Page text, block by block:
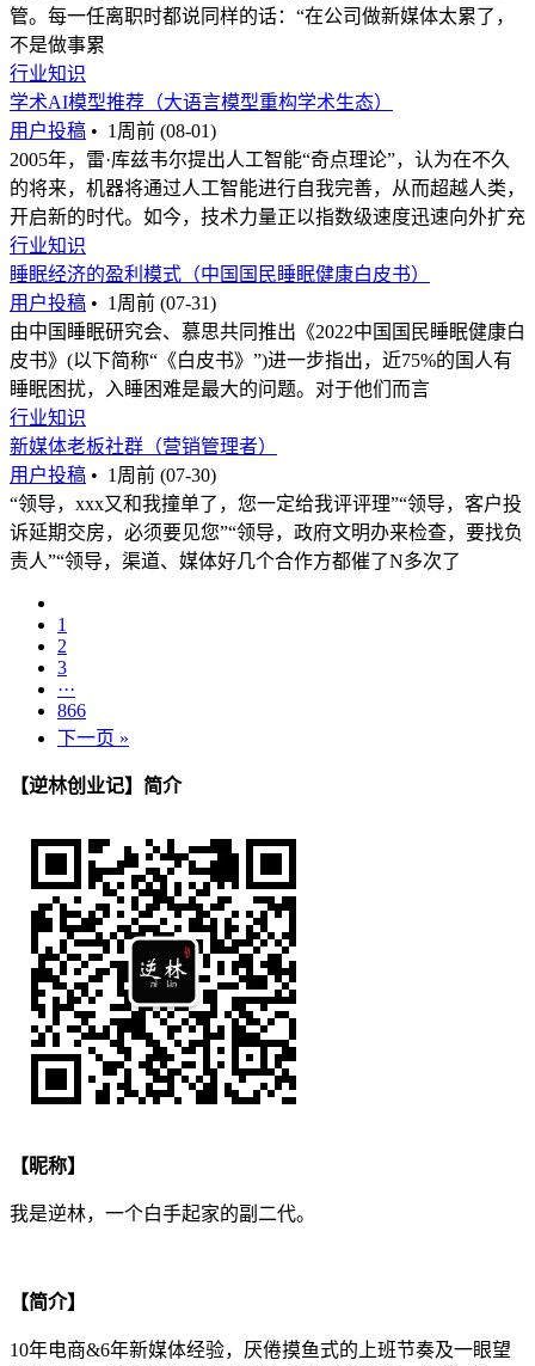
管。每一任离职时都说同样的话：“在公司做新媒体太累了，
不是做事累
行业知识
学术AI模型推荐（大语言模型重构学术生态）
用户投稿 • 1周前 (08-01)
2005年，雷·库兹韦尔提出人工智能“奇点理论”，认为在不久
的将来，机器将通过人工智能进行自我完善，从而超越人类，
开启新的时代。如今，技术力量正以指数级速度迅速向外扩充
行业知识
睡眠经济的盈利模式（中国国民睡眠健康白皮书）
用户投稿 • 1周前 (07-31)
由中国睡眠研究会、慕思共同推出《2022中国国民睡眠健康白
皮书》(以下简称“《白皮书》”)进一步指出，近75%的国人有
睡眠困扰，入睡困难是最大的问题。对于他们而言
行业知识
新媒体老板社群（营销管理者）
用户投稿 • 1周前 (07-30)
“领导，xxx又和我撞单了，您一定给我评评理”“领导，客户投
诉延期交房，必须要见您”“领导，政府文明办来检查，要找负
责人”“领导，渠道、媒体好几个合作方都催了N多次了
1
2
3
···
866
下一页 »
【逆林创业记】简介
【昵称】
我是逆林，一个白手起家的副二代。
【简介】
10年电商&6年新媒体经验，厌倦摸鱼式的上班节奏及一眼望